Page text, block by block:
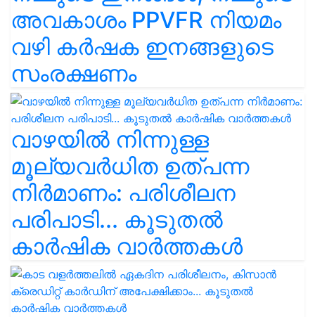
അവകാശം PPVFR നിയമം
വഴി കർഷക ഇനങ്ങളുടെ
സംരക്ഷണം
വാഴയിൽ നിന്നുള്ള
മൂല്യവർധിത ഉത്പന്ന
നിർമാണം: പരിശീലന
പരിപാടി... കൂടുതൽ
കാർഷിക വാർത്തകൾ